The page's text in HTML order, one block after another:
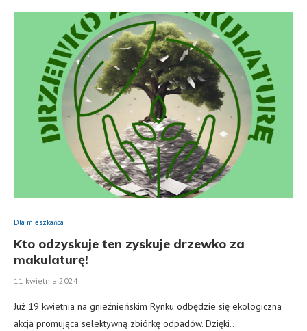
Dla mieszkańca
Kto odzyskuje ten zyskuje drzewko za
makulaturę!
11 kwietnia 2024
Już 19 kwietnia na gnieźnieńskim Rynku odbędzie się ekologiczna
akcja promująca selektywną zbiórkę odpadów. Dzięki…